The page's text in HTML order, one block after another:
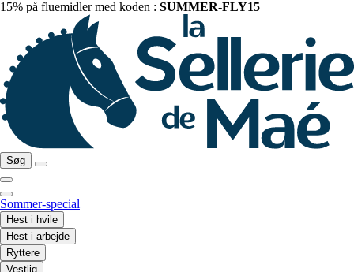
15% på fluemidler med koden : SUMMER-FLY15
Søg
Sommer-special
Hest i hvile
Hest i arbejde
Ryttere
Vestlig